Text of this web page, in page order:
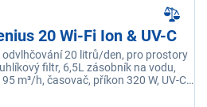
20 Wi-Fi Ion & UV-C
20 litrů/den, pro prostory
filtr, 6,5L zásobník na vodu,
m³/h, časovač, příkon 320 W, UV-C